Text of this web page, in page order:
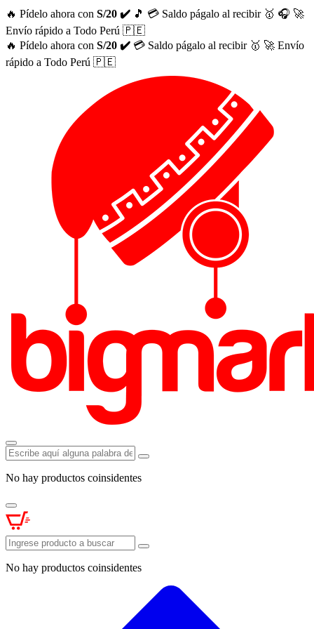
🔥 Pídelo ahora con S/20 ✔️ 🎵 💳 Saldo págalo al recibir 🥇 🎧 🚀
Envío rápido a Todo Perú 🇵🇪
🔥 Pídelo ahora con S/20 ✔️ 💳 Saldo págalo al recibir 🥇 🚀 Envío
rápido a Todo Perú 🇵🇪
No hay productos coinsidentes
No hay productos coinsidentes